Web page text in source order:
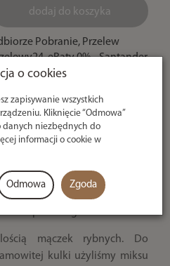
dodaj do koszyka
Pobranie, Przelew
eRaty 0% - Santander
za Pobraniem Kartą Płatniczą,
Kredytowa, Płatność Hurt
mączek rybnych. Do
kulki użyliśmy miksu
o cookies
zapisywanie wszystkich
Kliknięcie “Odmowa”
danych niezbędnych do
informacji o cookie w
Odmowa Zgoda